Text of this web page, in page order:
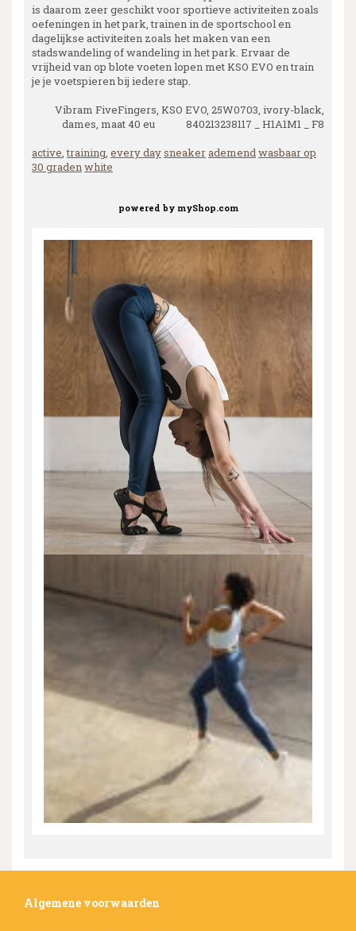
is daarom zeer geschikt voor sportieve activiteiten zoals
oefeningen in het park, trainen in de sportschool en
dagelijkse activiteiten zoals het maken van een
stadswandeling of wandeling in het park. Ervaar de
vrijheid van op blote voeten lopen met KSO EVO en train
je je voetspieren bij iedere stap.
Vibram FiveFingers, KSO EVO, 25W0703, ivory-black,
dames, maat 40 eu 840213238117 _ H1A1M1 _ F8
active,training, every daysneakerademendwasbaar op
30 gradenwhite
powered by myShop.com
Algemene voorwaarden